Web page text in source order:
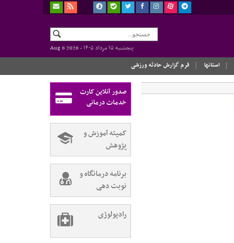
پنجشنبه ۱۵ مرداد ۱۴۰۵ -
Aug 6 2026
استانها فرم گزارش حادثه ورزشی
صدور آنلاین کارت
خدمات درمانی
کمیته آموزش و
پژوهش
برنامه درمانگاه و
نوبت دهی
رادیولوژی